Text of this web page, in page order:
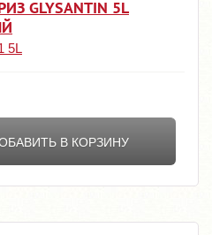
GLYSANTIN 5L
5L
В КОРЗИНУ